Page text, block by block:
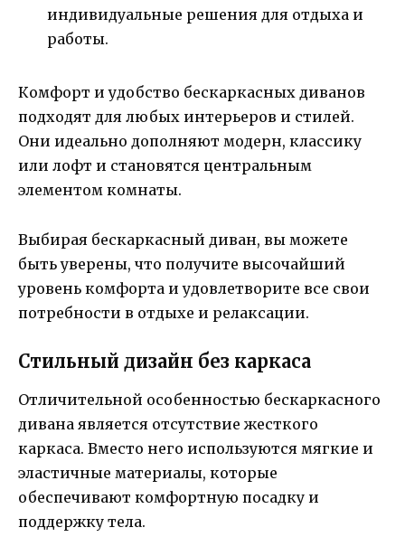
индивидуальные решения для отдыха и
работы.
Комфорт и удобство бескаркасных диванов
подходят для любых интерьеров и стилей.
Они идеально дополняют модерн, классику
или лофт и становятся центральным
элементом комнаты.
Выбирая бескаркасный диван, вы можете
быть уверены, что получите высочайший
уровень комфорта и удовлетворите все свои
потребности в отдыхе и релаксации.
Стильный дизайн без каркаса
Отличительной особенностью бескаркасного
дивана является отсутствие жесткого
каркаса. Вместо него используются мягкие и
эластичные материалы, которые
обеспечивают комфортную посадку и
поддержку тела.